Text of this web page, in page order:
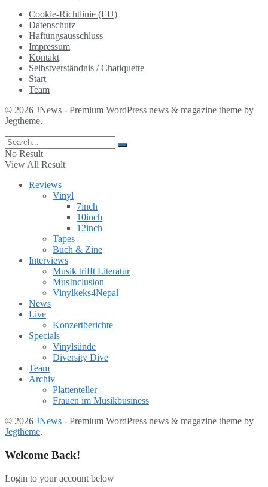
Cookie-Richtlinie (EU)
Datenschutz
Haftungsausschluss
Impressum
Kontakt
Selbstverständnis / Chatiquette
Start
Team
© 2026 JNews - Premium WordPress news & magazine theme by
Jegtheme.
No Result
View All Result
Reviews
Vinyl
7inch
10inch
12inch
Tapes
Buch & Zine
Interviews
Musik trifft Literatur
MusInclusion
Vinylkeks4Nepal
News
Live
Konzertberichte
Specials
Vinylsünde
Diversity Dive
Team
Archiv
Plattenteller
Frauen im Musikbusiness
© 2026 JNews - Premium WordPress news & magazine theme by
Jegtheme.
Welcome Back!
Login to your account below